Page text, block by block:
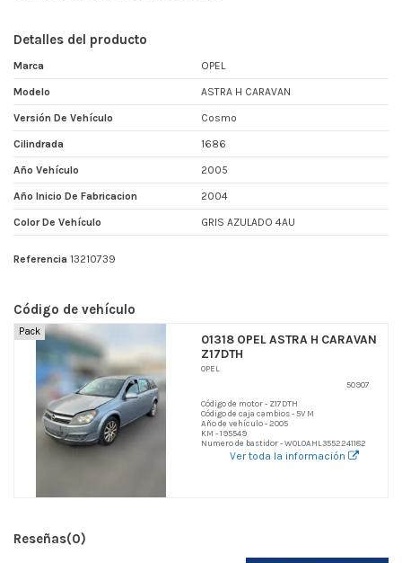
Detalles del producto
Marca OPEL
Modelo ASTRA H CARAVAN
Versión De Vehículo Cosmo
Cilindrada 1686
Año Vehículo 2005
Año Inicio De Fabricacion 2004
Color De Vehículo GRIS AZULADO 4AU
Referencia 13210739
Código de vehículo
Pack
01318 OPEL ASTRA H CARAVAN
Z17DTH
OPEL
50907
Código de motor - Z17DTH
Código de caja cambios - 5V M
Año de vehículo - 2005
KM - 195549
Numero de bastidor - W0L0AHL3552241182
Ver toda la información
Reseñas(0)